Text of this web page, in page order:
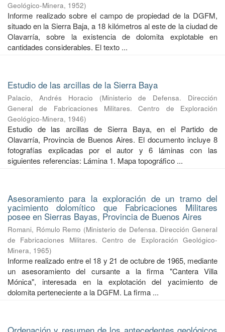
Geológico-Minera, 1952)
Informe realizado sobre el campo de propiedad de la DGFM,
situado en la Sierra Baja, a 18 kilómetros al este de la ciudad de
Olavarría, sobre la existencia de dolomita explotable en
cantidades considerables. El texto ...
Estudio de las arcillas de la Sierra Baya
Palacio, Andrés Horacio (Ministerio de Defensa. Dirección
General de Fabricaciones Militares. Centro de Exploración
Geológico-Minera, 1946)
Estudio de las arcillas de Sierra Baya, en el Partido de
Olavarría, Provincia de Buenos Aires. El documento incluye 8
fotografías explicadas por el autor y 6 láminas con las
siguientes referencias: Lámina 1. Mapa topográfico ...
Asesoramiento para la exploración de un tramo del
yacimiento dolomítico que Fabricaciones Militares
posee en Sierras Bayas, Provincia de Buenos Aires
Romani, Rómulo Remo (Ministerio de Defensa. Dirección General
de Fabricaciones Militares. Centro de Exploración Geológico-
Minera, 1965)
Informe realizado entre el 18 y 21 de octubre de 1965, mediante
un asesoramiento del cursante a la firma "Cantera Villa
Mónica", interesada en la explotación del yacimiento de
dolomita perteneciente a la DGFM. La firma ...